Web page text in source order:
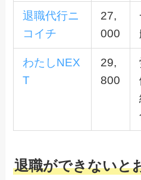
退職代行ニ
コイチ
27,
000
わたしNEX
T
29,
800
退職ができないと